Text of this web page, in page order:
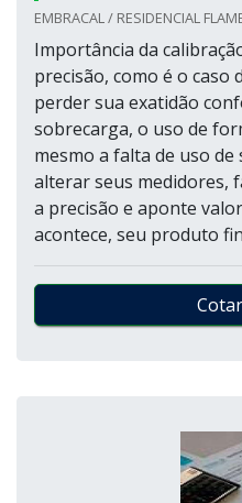
EMBRACAL / RESIDENCIAL
Importância da
precisão, como é o caso
perder sua exatidão
sobrecarga, o uso de
mesmo a falta de uso
alterar seus medidores,
a precisão e aponte
acontece, seu produto